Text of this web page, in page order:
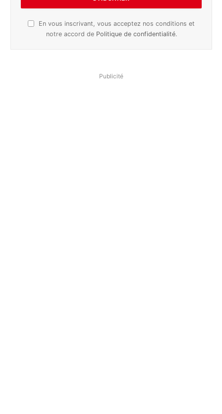
En vous inscrivant, vous acceptez nos conditions et
notre accord de Politique de confidentialité.
Publicité